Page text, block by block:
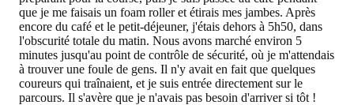
que je me faisais un foam roller et étirais mes jambes. Après
encore du café et le petit-déjeuner, j'étais dehors à 5h50, dans
l'obscurité totale du matin. Nous avons marché environ 5
minutes jusqu'au point de contrôle de sécurité, où je m'attendais
à trouver une foule de gens. Il n'y avait en fait que quelques
coureurs qui traînaient, et je suis entrée directement sur le
parcours. Il s'avère que je n'avais pas besoin d'arriver si tôt !